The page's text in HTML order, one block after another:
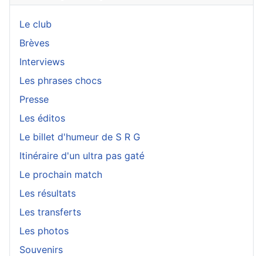
Le club
Brèves
Interviews
Les phrases chocs
Presse
Les éditos
Le billet d'humeur de S R G
Itinéraire d'un ultra pas gaté
Le prochain match
Les résultats
Les transferts
Les photos
Souvenirs